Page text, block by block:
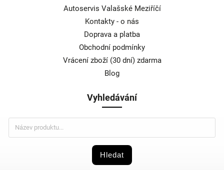
Autoservis Valašské Meziříčí
Kontakty - o nás
Doprava a platba
Obchodní podmínky
Vrácení zboží (30 dní) zdarma
Blog
Vyhledávání
Hledat